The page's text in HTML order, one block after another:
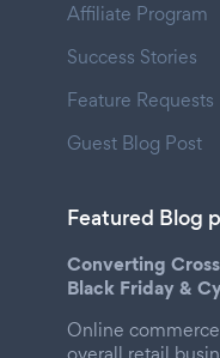
Affiliate Program
Success Stories
Feature Requests
Guest Blog Post
Featured Blog
Converting
Black Friday &
Online